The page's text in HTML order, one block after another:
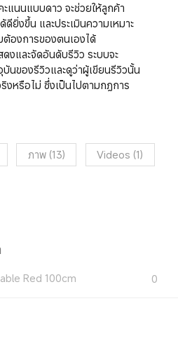
แนนแบบดาว จะช่วยให้ลูกค้า
ยิ่งขึ้น และประเมินความเหมาะ
องการของตนเองได้
งและจัดอันดับรีวิว ระบบจะ
นของรีวิวและดูว่าผู้เขียนรีวิวนั้น
งหรือไม่ ซึ่งเป็นไปตามกฎการ
ภาพ(13) Videos (1)
Red 100cm 0